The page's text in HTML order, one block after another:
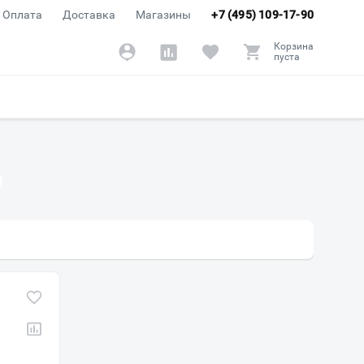
+7 (495) 109-17-90
Оплата Доставка Магазины
Корзина
пуста